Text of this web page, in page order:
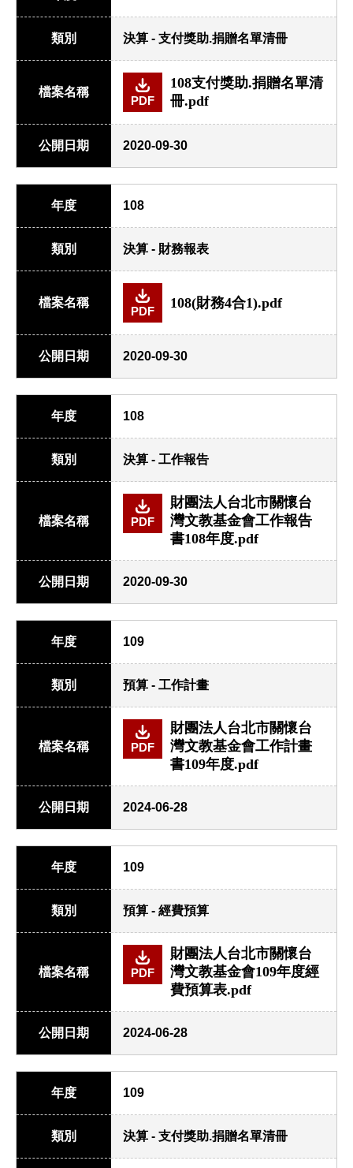
類別 決算 - 支付獎助.捐贈名單清冊
檔案名稱
PDF
108支付獎助.捐贈名單清
冊.pdf
公開日期 2020-09-30
年度 108
類別 決算 - 財務報表
檔案名稱
PDF
108(財務4合1).pdf
公開日期 2020-09-30
年度 108
類別 決算 - 工作報告
檔案名稱 PDF
財團法人台北市關懷台
灣文教基金會工作報告
書108年度.pdf
公開日期 2020-09-30
年度 109
類別 預算 - 工作計畫
檔案名稱 PDF
財團法人台北市關懷台
灣文教基金會工作計畫
書109年度.pdf
公開日期 2024-06-28
年度 109
類別 預算 - 經費預算
檔案名稱 PDF
財團法人台北市關懷台
灣文教基金會109年度經
費預算表.pdf
公開日期 2024-06-28
年度 109
類別 決算 - 支付獎助.捐贈名單清冊